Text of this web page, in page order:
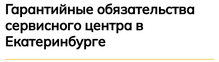
Гарантийные обязательства
сервисного центра в
Екатеринбурге